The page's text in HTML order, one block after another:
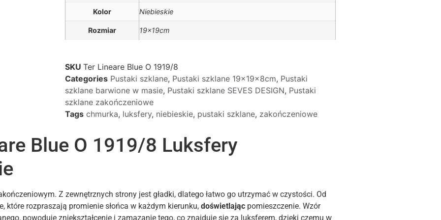
Kolor Niebieskie
Rozmiar 19x19cm
SKU Ter Lineare Blue O 1919/8
Categories Pustaki szklane, Pustaki szklane 19x19x8cm, Pustaki
szklane barwione w masie, Pustaki szklane SEVES DESIGN, Pustaki
szklane zakończeniowe
Tags chmurka, luksfery, niebieskie, pustaki szklane, zakończeniowe
Blue O 1919/8 Luksfery
Z zewnętrznych strony jest gładki, dlatego łatwo go utrzymać w czystości. Od
które rozpraszają promienie słońca w każdym kierunku, doświetlając pomieszczenie. Wzór
powoduje zniekształcenie i zamazanie tego, co znajduje się za luksferem, dzięki czemu w